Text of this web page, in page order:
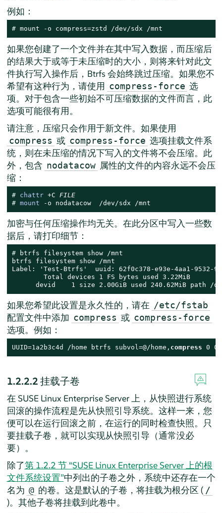
例如：
# mount -o compress=zstd /dev/sdx /mnt
如果您创建了一个文件并在其中写入数据，而压缩后
的结果大于或等于未压缩时的大小，则将来针对此文
件执行写入操作后，Btrfs 会始终跳过压缩。如果您不
希望有这种行为，请使用 compress-force 选
项。对于包含一些初始不可压缩数据的文件而言，此
选项可能很有用。
请注意，压缩只会作用于新文件。如果使用
compress 或 compress-force 选项挂载文件系
统，则在未压缩的情况下写入的文件将不会压缩。此
外，包含 nodatacow 属性的文件的内容永远不会压
缩：
# chattr +C FILE
# mount -o nodatacow  /dev/sdx /mnt
加密与任何压缩操作均无关。在此分区中写入一些数
据后，请打印细节：
#
btrfs filesystem show /mnt
btrfs filesystem show /mnt
Label: 'Test-Btrfs'  uuid: 62f0c378-e93e-4aa1-9532-
        Total devices 1 FS bytes used 3.22MiB
devid    1 size 2.00GiB used 240.62MiB path /
如果您希望此设置是永久性的，请在 /etc/fstab
配置文件中添加 compress 或 compress-force
选项。例如：
UUID=1a2b3c4d /home btrfs subvol=@/home, compress 0 0
1.2.2.2挂载子卷
在 SUSE Linux Enterprise Server上，从快照进行系统
回滚的操作流程是先从快照引导系统。这样一来，您
便可以在运行回滚之前，在运行的同时检查快照。只
要挂载子卷，就可以实现从快照引导（通常没必
要）。
除了第 1.2.2 节 “SUSE Linux Enterprise Server上的根
文件系统设置”中列出的子卷之外，系统中还存在一个
名为 @ 的卷。这是默认的子卷，将挂载为根分区 ( /
)。其他子卷将挂载到此卷中。